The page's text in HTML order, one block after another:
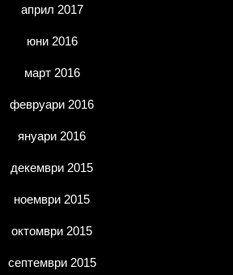
април 2017
юни 2016
март 2016
февруари 2016
януари 2016
декември 2015
ноември 2015
октомври 2015
септември 2015